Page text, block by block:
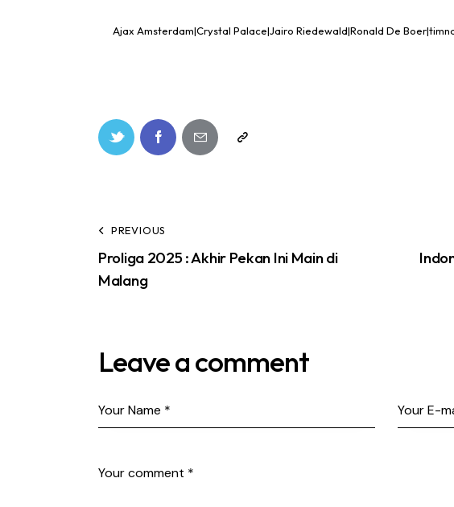
Ajax Amsterdam|Crystal Palace|Jairo Riedewald|Ronald De
PREVIOUS
Proliga 2025 : Akhir Pekan Ini Main di
Malang
Leave a comment